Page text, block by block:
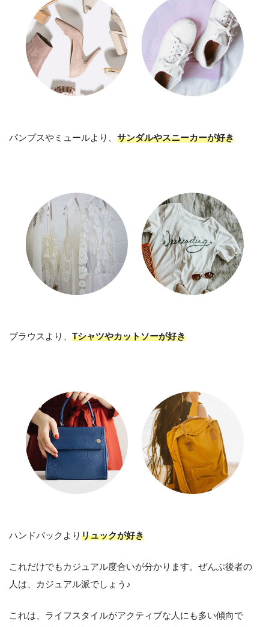
パンプスやミュールより、 サンダルやスニーカーが好き
ブラウスより、 Tシャツやカットソーが好き
ハンドバックよりリュックが好き
これだけでもカジュアル度合いが分かります。ぜんぶ後者の
人は、カジュアル派でしょう♪
これは、ライフスタイルがアクティブな人にも多い傾向で